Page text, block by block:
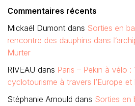
Commentaires récents
Mickaël Dumont dans Sorties en
rencontre des dauphins dans
Murter
RIVEAU dans Paris – Pekin à vélo :
cyclotourisme à travers l’Europe et
Stéphanie Arnould dans Sorties en